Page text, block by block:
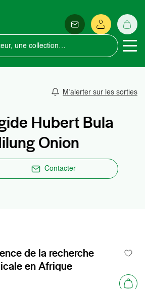
M’alerter sur les sorties
Hubert Bula
Onion
Contacter
de la recherche
en Afrique